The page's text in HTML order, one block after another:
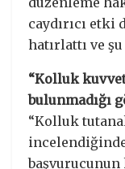
caydırıcı
hatırlattı ve
“Kolluk
bulunmadığı
“Kolluk
incelendiğinde
başvurucunun